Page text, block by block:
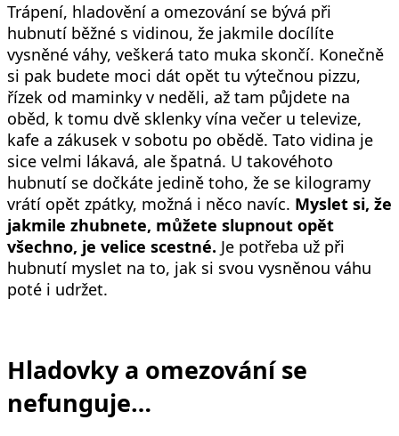
Trápení, hladovění a omezování se bývá při
hubnutí běžné s vidinou, že jakmile docílíte
vysněné váhy, veškerá tato muka skončí. Konečně
si pak budete moci dát opět tu výtečnou pizzu,
řízek od maminky v neděli, až tam půjdete na
oběd, k tomu dvě sklenky vína večer u televize,
kafe a zákusek v sobotu po obědě. Tato vidina je
sice velmi lákavá, ale špatná. U takovéhoto
hubnutí se dočkáte jedině toho, že se kilogramy
vrátí opět zpátky, možná i něco navíc. Myslet si, že
jakmile zhubnete, můžete slupnout opět
všechno, je velice scestné. Je potřeba už při
hubnutí myslet na to, jak si svou vysněnou váhu
poté i udržet.
Hladovky a omezování se
nefunguje…